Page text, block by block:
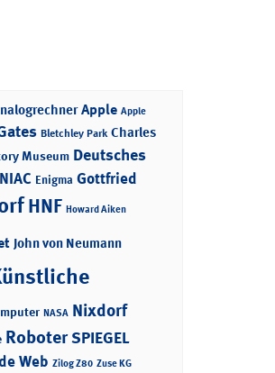
Apple Apple
Bletchley Park Charles
Museum Deutsches
Enigma Gottfried
HNF Howard Aiken
John von Neumann
NASA Nixdorf
RoboterSPIEGEL
Web Zilog Z80 Zuse KG